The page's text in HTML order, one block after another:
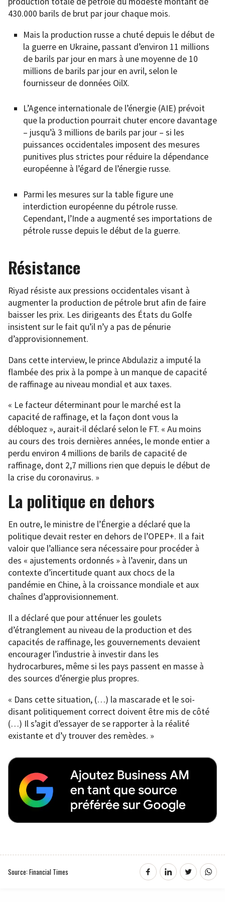
430.000 barils de brut par jour chaque mois.
Mais la production russe a chuté depuis le début de
la guerre en Ukraine, passant d’environ 11 millions
de barils par jour en mars à une moyenne de 10
millions de barils par jour en avril, selon le
fournisseur de données OilX.
L’Agence internationale de l’énergie (AIE) prévoit
que la production pourrait chuter encore davantage
– jusqu’à 3 millions de barils par jour – si les
puissances occidentales imposent des mesures
punitives plus strictes pour réduire la dépendance
européenne à l’égard de l’énergie russe.
Parmi les mesures sur la table figure une
interdiction européenne du pétrole russe.
Cependant, l’Inde a augmenté ses importations de
pétrole russe depuis le début de la guerre.
Résistance
Riyad résiste aux pressions occidentales visant à
augmenter la production de pétrole brut afin de faire
baisser les prix. Les dirigeants des États du Golfe
insistent sur le fait qu’il n’y a pas de pénurie
d’approvisionnement.
Dans cette interview, le prince Abdulaziz a imputé la
flambée des prix à la pompe à un manque de capacité
de raffinage au niveau mondial et aux taxes.
« Le facteur déterminant pour le marché est la
capacité de raffinage, et la façon dont vous la
débloquez », aurait-il déclaré selon le FT. « Au moins
au cours des trois dernières années, le monde entier a
perdu environ 4 millions de barils de capacité de
raffinage, dont 2,7 millions rien que depuis le début de
la crise du coronavirus. »
La politique en dehors
En outre, le ministre de l’Énergie a déclaré que la
politique devait rester en dehors de l’OPEP+. Il a fait
valoir que l’alliance sera nécessaire pour procéder à
des « ajustements ordonnés » à l’avenir, dans un
contexte d’incertitude quant aux chocs de la
pandémie en Chine, à la croissance mondiale et aux
chaînes d’approvisionnement.
Il a déclaré que pour atténuer les goulets
d’étranglement au niveau de la production et des
capacités de raffinage, les gouvernements devaient
encourager l’industrie à investir dans les
hydrocarbures, même si les pays passent en masse à
des sources d’énergie plus propres.
« Dans cette situation, (…) la mascarade et le soi-
disant politiquement correct doivent être mis de côté
(…) Il s’agit d’essayer de se rapporter à la réalité
existante et d’y trouver des remèdes. »
Source: Financial Times